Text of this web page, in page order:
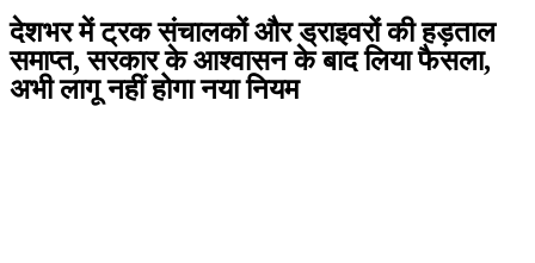
देशभर में ट्रक संचालकों और ड्राइवरों की हड़ताल
समाप्त, सरकार के आश्वासन के बाद लिया फैसला,
अभी लागू नहीं होगा नया नियम